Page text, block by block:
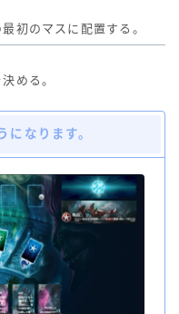
初のマスに配置する。
める。
になります。